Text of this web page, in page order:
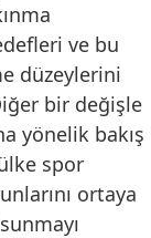
ve bu
düzeylerini
bir değişle
yönelik bakış
spor
ortaya